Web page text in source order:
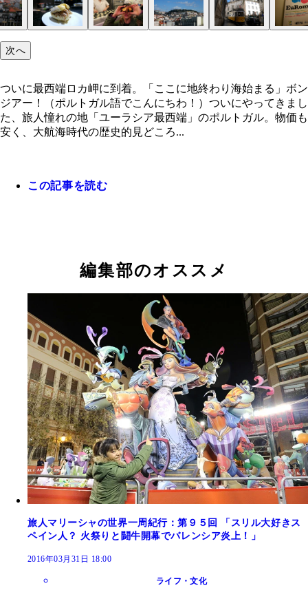
る」
はと噂されているうちのひとつ
ルト）。１個１ユーロ
いる
ってさ～
道院」。世界遺産の一部です
崖から見下ろす大西洋
次へ
ついに最西端ロカ岬に到着。「ここに地終わり海始まる」ボン
ジアー！（ポルトガル語でこんにちわ！）ついにやってきまし
た、旅人憧れの地「ユーラシア最西端」のポルトガル。物価も
安く、大航海時代の歴史的見どころ...
この記事を読む
編集部のオススメ
旅人マリーシャの世界一周紀行：第９５回 「スリル大好きス
ペイン人？ 火祭りと闘牛開幕でバレンシア炎上！」
2016年03月31日 18:00
ライフ・文化